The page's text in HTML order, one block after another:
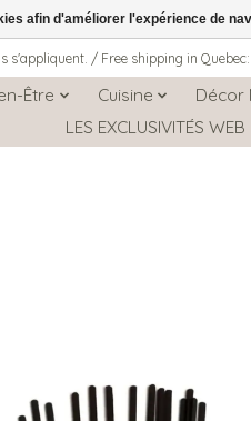
/ Free shipping in
Être Cuisine Décor
LES EXCLUSIVITÉS WEB
afin d'améliorer l'expérience de